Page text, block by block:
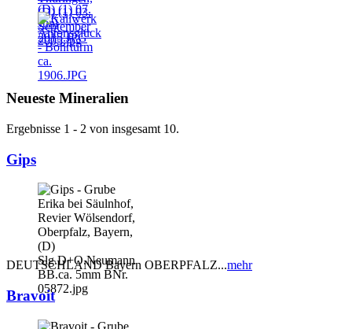
Neueste Mineralien
Ergebnisse 1 - 2 von insgesamt 10.
Gips
DEUTSCHLAND Bayern OBERPFALZ...mehr
Bravoit